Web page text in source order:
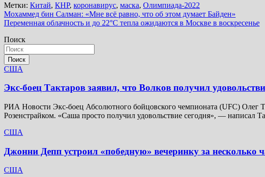
Метки: Китай, КНР, коронавирус, маска, Олимпиада-2022
Навигация
по
записям
Мохаммед бин Салман: «Мне всё равно, что об этом думает Байден»
Переменная облачность и до 22°C тепла ожидаются в Москве в воскресенье
Поиск
Поиск
США
Экс-боец Тактаров заявил, что Волков получил
РИА Новости Экс-боец Абсолютного бойцовского чемпионата (UFC) Олег
Розенстрайком. «Саша просто получил удовольствие сегодня», — написал
США
Джонни Депп устроил «победную» вечеринку за несколько
США